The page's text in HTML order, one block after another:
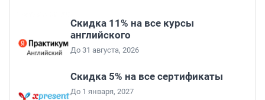
Скидка 11% на все курсы
английского
До 31 августа, 2026
Скидка 5% на все сертификаты
До 1 января, 2027